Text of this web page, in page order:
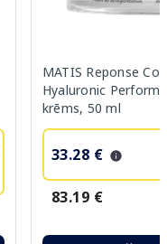
MATIS Reponse
Hyaluronic
krēms, 50 ml
33.28 €
83.19 €